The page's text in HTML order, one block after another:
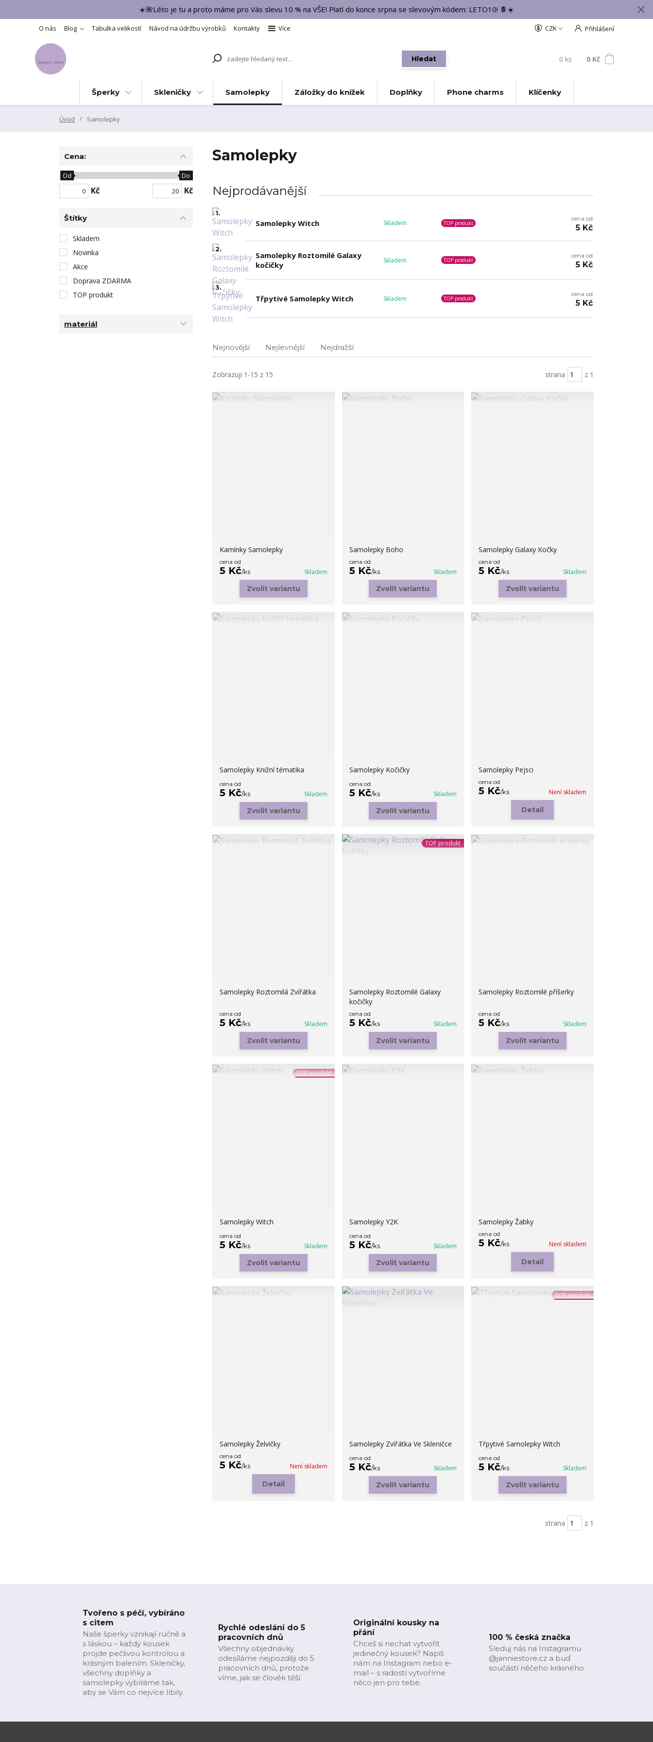
☀️🌺Léto je tu a proto máme pro Vás slevu 10 % na VŠE! Platí do konce srpna se slevovým kódem: LETO10! 🍍☀️
O nás Blog Tabulka velikostí Návod na údržbu výrobků Kontakty Více CZK Přihlášení
Hledat 0 ks 0 Kč
Šperky Skleničky Samolepky Záložky do knížek Doplňky Phone charms Klíčenky
Úvod Samolepky
Samolepky
Nejprodávanější
1.
Samolepky Witch Skladem TOP produkt
cena od
5 Kč
2.
Samolepky Roztomilé Galaxy
kočičky
Skladem TOP produkt
cena od
5 Kč
3.
Třpytivé Samolepky Witch Skladem TOP produkt
cena od
5 Kč
Nejnovější Nejlevnější Nejdražší
Zobrazuji 1-15 z 15 strana z 1
Kamínky Samolepky
cena od
5 Kč/ks Skladem
Zvolit variantu
Samolepky Boho
cena od
5 Kč/ks Skladem
Zvolit variantu
Samolepky Galaxy Kočky
cena od
5 Kč/ks Skladem
Zvolit variantu
Samolepky Knižní tématika
cena od
5 Kč/ks Skladem
Zvolit variantu
Samolepky Kočičky
cena od
5 Kč/ks Skladem
Zvolit variantu
Samolepky Pejsci
cena od
5 Kč/ks Není skladem
Detail
Samolepky Roztomilá Zvířátka
cena od
5 Kč/ks Skladem
Zvolit variantu
TOP produkt
Samolepky Roztomilé Galaxy
kočičky
cena od
5 Kč/ks Skladem
Zvolit variantu
Samolepky Roztomilé příšerky
cena od
5 Kč/ks Skladem
Zvolit variantu
TOP produkt
Samolepky Witch
cena od
5 Kč/ks Skladem
Zvolit variantu
Samolepky Y2K
cena od
5 Kč/ks Skladem
Zvolit variantu
Samolepky Žabky
cena od
5 Kč/ks Není skladem
Detail
Samolepky Želvičky
cena od
5 Kč/ks Není skladem
Detail
Samolepky Zvířátka Ve Skleničce
cena od
5 Kč/ks Skladem
Zvolit variantu
TOP produkt
Třpytivé Samolepky Witch
cena od
5 Kč/ks Skladem
Zvolit variantu
strana z 1
Cena:
Kč
Od Do
Kč
Štítky
Skladem
Novinka
Akce
Doprava ZDARMA
TOP produkt
materiál
Tvořeno s péčí, vybíráno
s citem
Naše šperky vznikají ručně a
s láskou – každý kousek
projde pečlivou kontrolou a
krásným balením. Skleničky,
všechny doplňky a
samolepky vybíráme tak,
aby se Vám co nejvíce líbily.
Rychlé odeslání do 5
pracovních dnů
Všechny objednávky
odesíláme nejpozději do 5
pracovních dnů, protože
víme, jak se člověk těší.
Originální kousky na
přání
Chceš si nechat vytvořit
jedinečný kousek? Napiš
nám na Instagram nebo e-
mail – s radostí vytvoříme
něco jen pro tebe.
100 % česká značka
Sleduj nás na Instagramu
@janniestore.cz a buď
součástí něčeho krásného